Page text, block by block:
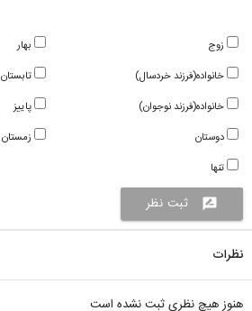
بهار
تابستان
پاییز
زمستان
زوج
خانواده(فرزند خردسال)
خانواده(فرزند نوجوان)
دوستان
تنها
rate_review ثبت نظر
نظرات
هنوز هیچ نظری ثبت نشده است